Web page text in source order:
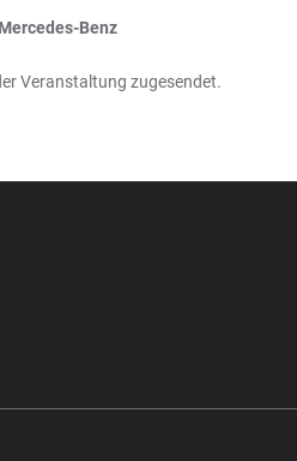
Benz
Veranstaltung zugesendet.